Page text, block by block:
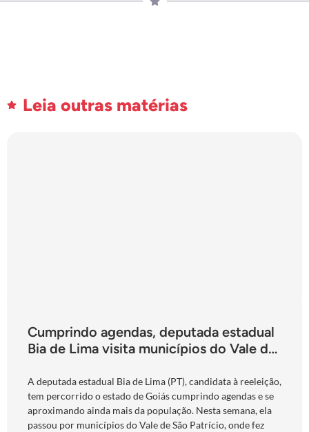
Leia outras matérias
Cumprindo agendas, deputada estadual
Bia de Lima visita municípios do Vale do
A deputada estadual Bia de Lima (PT), candidata à reeleição,
tem percorrido o estado de Goiás cumprindo agendas e se
aproximando ainda mais da população. Nesta semana, ela
passou por municípios do Vale de São Patrício, onde fez